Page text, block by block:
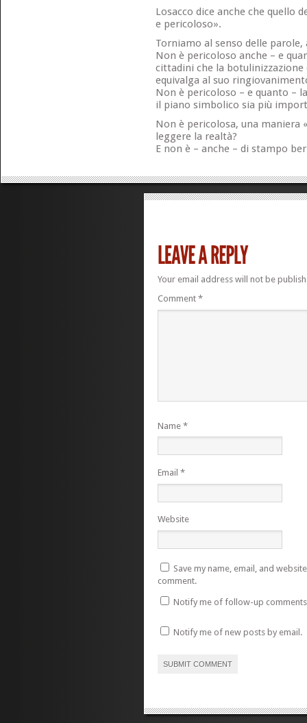
Losacco dice anche che quello
e pericoloso».
Torniamo al senso delle parole,
Non è pericoloso anche – e
cittadini che la
equivalga al suo
Non è pericoloso – e quanto –
il piano simbolico sia più
Non è pericolosa, una maniera
leggere la realtà?
E non è – anche – di stampo
Your email address will not be
Comment *
Name *
Email *
Website
Save my name, email, and
comment.
Notify me of follow-up
Notify me of new posts by email.